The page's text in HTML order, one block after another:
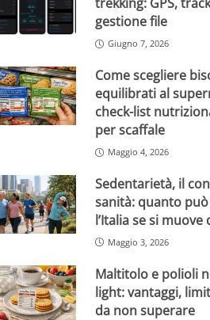
gestione file
Giugno 7, 2026
Come scegliere
equilibrati al
check-list
per scaffale
Maggio 4, 2026
Sedentarietà, il
sanità: quanto
l’Italia se si muove
Maggio 3, 2026
Maltitolo e polioli
light: vantaggi,
da non superare